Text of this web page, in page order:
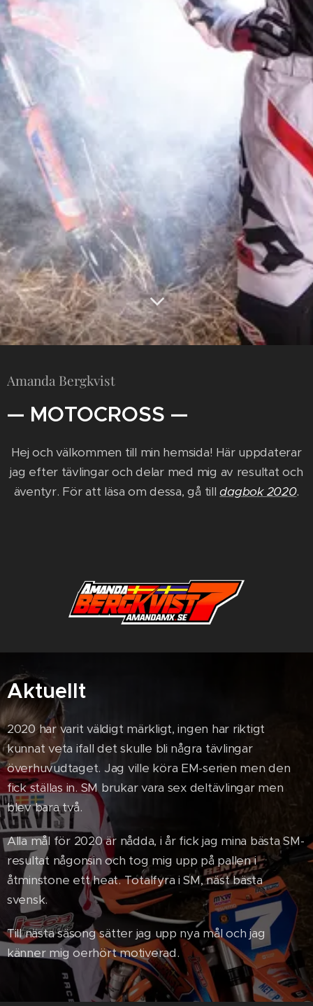
Amanda Bergkvist
— MOTOCROSS —
Hej och välkommen till min hemsida! Här uppdaterar
jag efter tävlingar och delar med mig av resultat och
äventyr. För att läsa om dessa, gå till dagbok 2020.
Aktuellt
2020 har varit väldigt märkligt, ingen har riktigt
kunnat veta ifall det skulle bli några tävlingar
överhuvudtaget. Jag ville köra EM-serien men den
fick ställas in. SM brukar vara sex deltävlingar men
blev bara två.
Alla mål för 2020 är nådda, i år fick jag mina bästa SM-
resultat någonsin och tog mig upp på pallen i
åtminstone ett heat. Totalfyra i SM, näst bästa
svensk.
Till nästa säsong sätter jag upp nya mål och jag
känner mig oerhört motiverad.